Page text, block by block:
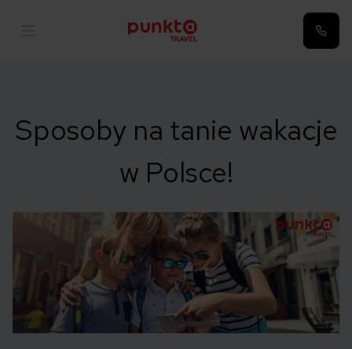
Sposoby na tanie wakacje
w Polsce!